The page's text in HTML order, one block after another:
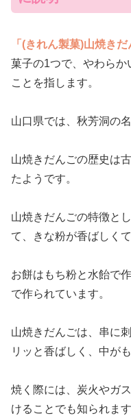
「(きれん製菓)山焼きだ
菓子の1つで、やわら
ことを指します。
山口県では、秋芳洞の
山焼きだんごの歴史は
たようです。
山焼きだんごの特徴と
て、きな粉が香ばしく
お餅はもち粉と水飴で
で作られています。
山焼きだんごは、串に
リッと香ばしく、中が
焼く際には、炭火やガ
けることでも知られます